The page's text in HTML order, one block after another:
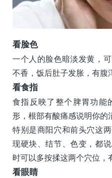
看脸色
一个人的脸色暗淡发黄，
不香，饭后肚子发胀，有腹
看食指
食指反映了整个脾胃功能
形，根部有酸痛感说明你的
特别是商阳穴和前头穴这
现硬块、结节、色变，都
时可以多按揉这两个穴位，
看眼睛